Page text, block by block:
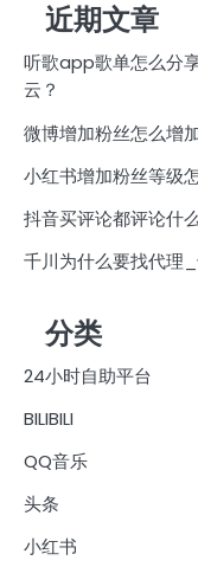
近期文章
听歌app歌单怎么分
云？
微博增加粉丝怎么增
小红书增加粉丝等级
抖音买评论都评论什
千川为什么要找代理
分类
24小时自助平台
BILIBILI
QQ音乐
头条
小红书